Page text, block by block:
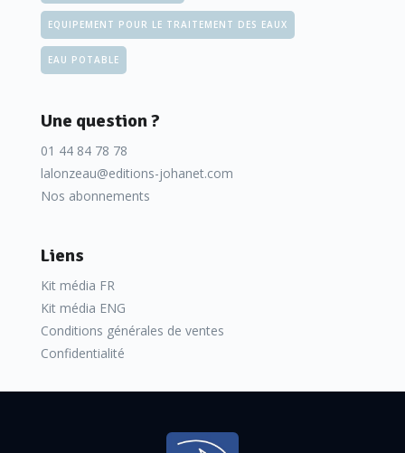
EQUIPEMENT POUR LE TRAITEMENT DES EAUX
EAU POTABLE
Une question ?
01 44 84 78 78
lalonzeau@editions-johanet.com
Nos abonnements
Liens
Kit média FR
Kit média ENG
Conditions générales de ventes
Confidentialité